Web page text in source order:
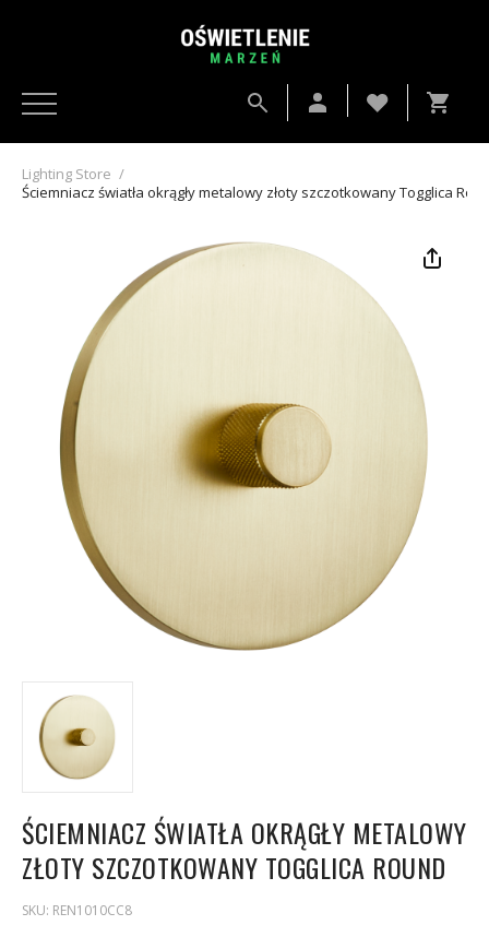
Lighting Store /
Ściemniacz światła okrągły metalowy złoty szczotkowany Togglica
ŚCIEMNIACZ ŚWIATŁA OKRĄGŁY METALOWY
ZŁOTY SZCZOTKOWANY TOGGLICA ROUND
SKU: REN1010CC8